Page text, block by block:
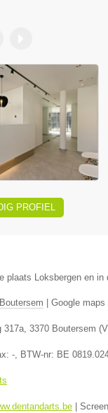
PROFIEL
plaats Loksbergen en in
Boutersem Google maps
317a, 3370 Boutersem (
-, BTW-nr: BE